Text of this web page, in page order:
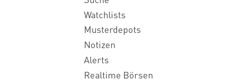
Watchlists
Musterdepots
Notizen
Alerts
Realtime Börsen